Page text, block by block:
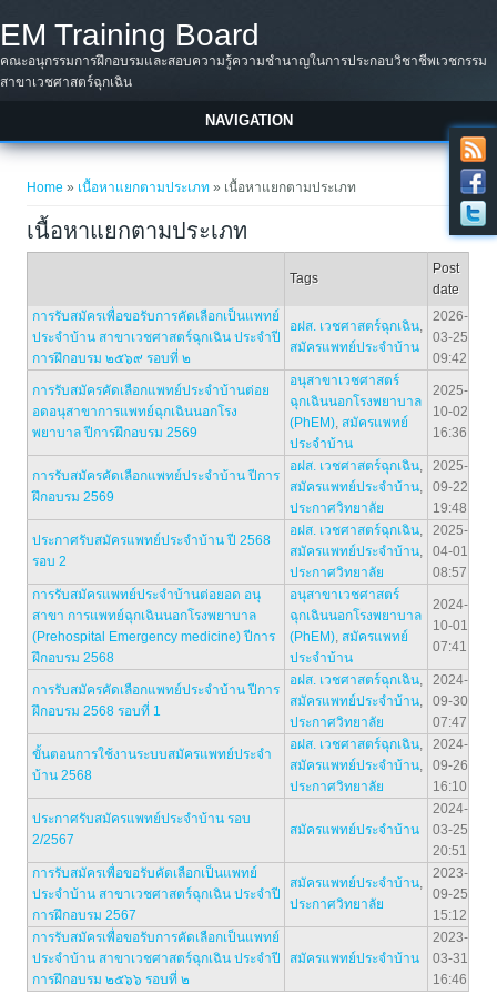
EM Training Board
คณะอนุกรรมการฝึกอบรมและสอบความรู้ความชำนาญในการประกอบวิชาชีพเวชกรรม
สาขาเวชศาสตร์ฉุกเฉิน
NAVIGATION
You are here
Home » เนื้อหาแยกตามประเภท » เนื้อหาแยกตามประเภท
เนื้อหาแยกตามประเภท
Tags
Post
date
การรับสมัครเพื่อขอรับการคัดเลือกเป็นแพทย์
ประจําบ้าน สาขาเวชศาสตร์ฉุกเฉิน ประจําปี
การฝึกอบรม ๒๕๖๙ รอบที่ ๒
อฝส. เวชศาสตร์ฉุกเฉิน,
สมัครแพทย์ประจำบ้าน
2026-
03-25
09:42
การรับสมัครคัดเลือกแพทย์ประจำบ้านต่อย
อดอนุสาขาการแพทย์ฉุกเฉินนอกโรง
พยาบาล ปีการฝึกอบรม 2569
อนุสาขาเวชศาสตร์
ฉุกเฉินนอกโรงพยาบาล
(PhEM),สมัครแพทย์
ประจำบ้าน
2025-
10-02
16:36
การรับสมัครคัดเลือกแพทย์ประจำบ้าน ปีการ
ฝึกอบรม 2569
อฝส. เวชศาสตร์ฉุกเฉิน,
สมัครแพทย์ประจำบ้าน,
ประกาศวิทยาลัย
2025-
09-22
19:48
ประกาศรับสมัครแพทย์ประจำบ้าน ปี 2568
รอบ 2
อฝส. เวชศาสตร์ฉุกเฉิน,
สมัครแพทย์ประจำบ้าน,
ประกาศวิทยาลัย
2025-
04-01
08:57
การรับสมัครแพทย์ประจำบ้านต่อยอด อนุ
สาขา การแพทย์ฉุกเฉินนอกโรงพยาบาล
(Prehospital Emergency medicine) ปีการ
ฝึกอบรม 2568
อนุสาขาเวชศาสตร์
ฉุกเฉินนอกโรงพยาบาล
(PhEM),สมัครแพทย์
ประจำบ้าน
2024-
10-01
07:41
การรับสมัครคัดเลือกแพทย์ประจำบ้าน ปีการ
ฝึกอบรม 2568 รอบที่ 1
อฝส. เวชศาสตร์ฉุกเฉิน,
สมัครแพทย์ประจำบ้าน,
ประกาศวิทยาลัย
2024-
09-30
07:47
ขั้นตอนการใช้งานระบบสมัครแพทย์ประจำ
บ้าน 2568
อฝส. เวชศาสตร์ฉุกเฉิน,
สมัครแพทย์ประจำบ้าน,
ประกาศวิทยาลัย
2024-
09-26
16:10
ประกาศรับสมัครแพทย์ประจำบ้าน รอบ
2/2567
สมัครแพทย์ประจำบ้าน
2024-
03-25
20:51
การรับสมัครเพื่อขอรับคัดเลือกเป็นแพทย์
ประจำบ้าน สาขาเวชศาสตร์ฉุกเฉิน ประจำปี
การฝึกอบรม 2567
สมัครแพทย์ประจำบ้าน,
ประกาศวิทยาลัย
2023-
09-25
15:12
การรับสมัครเพื่อขอรับการคัดเลือกเป็นแพทย์
ประจําบ้าน สาขาเวชศาสตร์ฉุกเฉิน ประจําปี
การฝึกอบรม ๒๕๖๖ รอบที่ ๒
สมัครแพทย์ประจำบ้าน
2023-
03-31
16:46